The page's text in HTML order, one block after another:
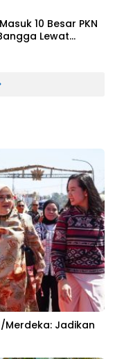
10 Besar PKN
Lewat
Merdeka: Jadikan